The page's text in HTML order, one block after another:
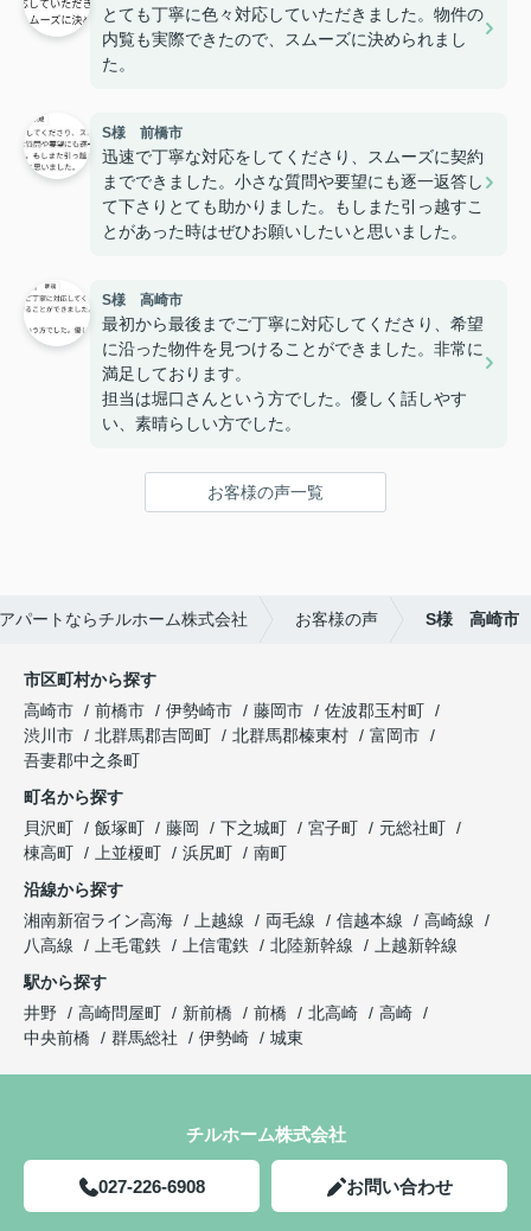
とても丁寧に色々対応していただきました。物件の
内覧も実際できたので、スムーズに決められまし
た。
S様 前橋市
迅速で丁寧な対応をしてくださり、スムーズに契約
までできました。小さな質問や要望にも逐一返答し
て下さりとても助かりました。もしまた引っ越すこ
とがあった時はぜひお願いしたいと思いました。
S様 高崎市
最初から最後までご丁寧に対応してくださり、希望
に沿った物件を見つけることができました。非常に
満足しております。
担当は堀口さんという方でした。優しく話しやす
い、素晴らしい方でした。
お客様の声一覧
パートならチルホーム株式会社 お客様の声 S様 高崎市
市区町村から探す
高崎市
前橋市 伊勢崎市 藤岡市
佐波郡玉村町
渋川市
北群馬郡吉岡町 北群馬郡榛東村
富岡市
吾妻郡中之条町
町名から探す
貝沢町
飯塚町 藤岡 下之城町 宮子町
元総社町
棟高町
上並榎町 浜尻町
南町
沿線から探す
湘南新宿ライン高海
上越線 両毛線 信越本線
高崎線
八高線
上毛電鉄 上信電鉄 北陸新幹線
上越新幹線
駅から探す
井野
高崎問屋町 新前橋 前橋 北高崎
高崎
中央前橋
群馬総社 伊勢崎 城東
チルホーム株式会社
027-226-6908 お問い合わせ